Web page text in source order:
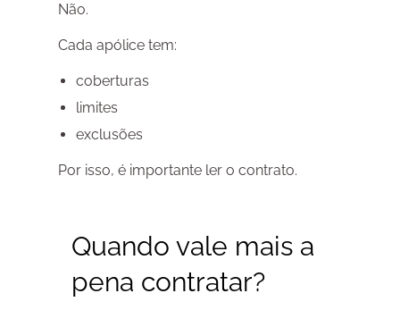
Não.
Cada apólice tem:
coberturas
limites
exclusões
Por isso, é importante ler o contrato.
Quando vale mais a
pena contratar?